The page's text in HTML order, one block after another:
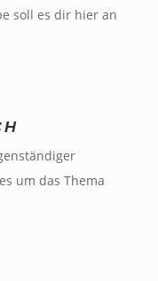
soll es dir hier an
um das Thema